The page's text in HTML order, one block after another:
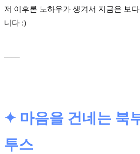
저 이후론 노하우가 생겨서 지금은 보
니다 :)
✦ 마음을 건네는 북
투스